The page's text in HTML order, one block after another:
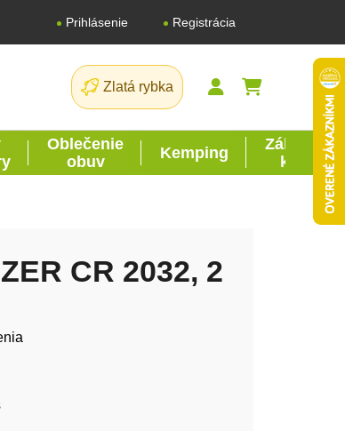
Prihlásenie Registrácia
Zlatá rybka
NÁKUPNÝ
Oblečenie
obuv
Kemping
Záhrada
kutil
CR 2032, 2
z 5 hviezdičiek.